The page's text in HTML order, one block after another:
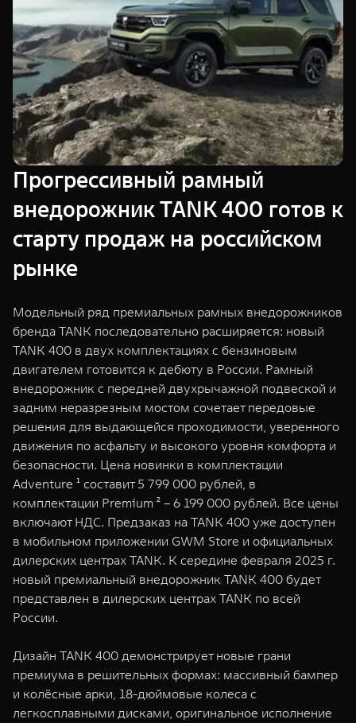
TANK 500
Веди за собой
TANK 700
WEY 07
Расширяя границы комфорта
от 6 149 000 ₽
WEY 05
Эстетика
от 5 699
WEY 80
Масштаб возможностей
от 6 449 000 ₽
WEY 80
Масштаб
TANK Финансы
Корпоративным клиентам
TANK ФИНАНСЫ
TANK Кредит
TANK Лизинг
TANK Страхование
Сервис
Специальные предложения
Моторные масла
ЦИФРОВЫЕ СЕРВИСЫ TANK
Цифровые сервисы TANK
Подписки
Прогрессивный рамный
внедорожник TANK 400 готов к
старту продаж на российском
рынке
Модельный ряд премиальных рамных внедорожников
бренда TANK последовательно расширяется: новый
TANK 400 в двух комплектациях с бензиновым
двигателем готовится к дебюту в России. Рамный
внедорожник с передней двухрычажной подвеской и
задним неразрезным мостом сочетает передовые
решения для выдающейся проходимости, уверенного
движения по асфальту и высокого уровня комфорта и
безопасности. Цена новинки в комплектации
Adventure ¹ составит 5 799 000 рублей, в
комплектации Premium ² – 6 199 000 рублей. Все цены
включают НДС. Предзаказ на TANK 400 уже доступен
в мобильном приложении GWM Store и официальных
дилерских центрах TANK. К середине февраля 2025 г.
новый премиальный внедорожник TANK 400 будет
представлен в дилерских центрах TANK по всей
России.
Дизайн TANK 400 демонстрирует новые грани
премиума в решительных формах: массивный бампер
и колёсные арки, 18-дюймовые колеса с
легкосплавными дисками, оригинальное исполнение